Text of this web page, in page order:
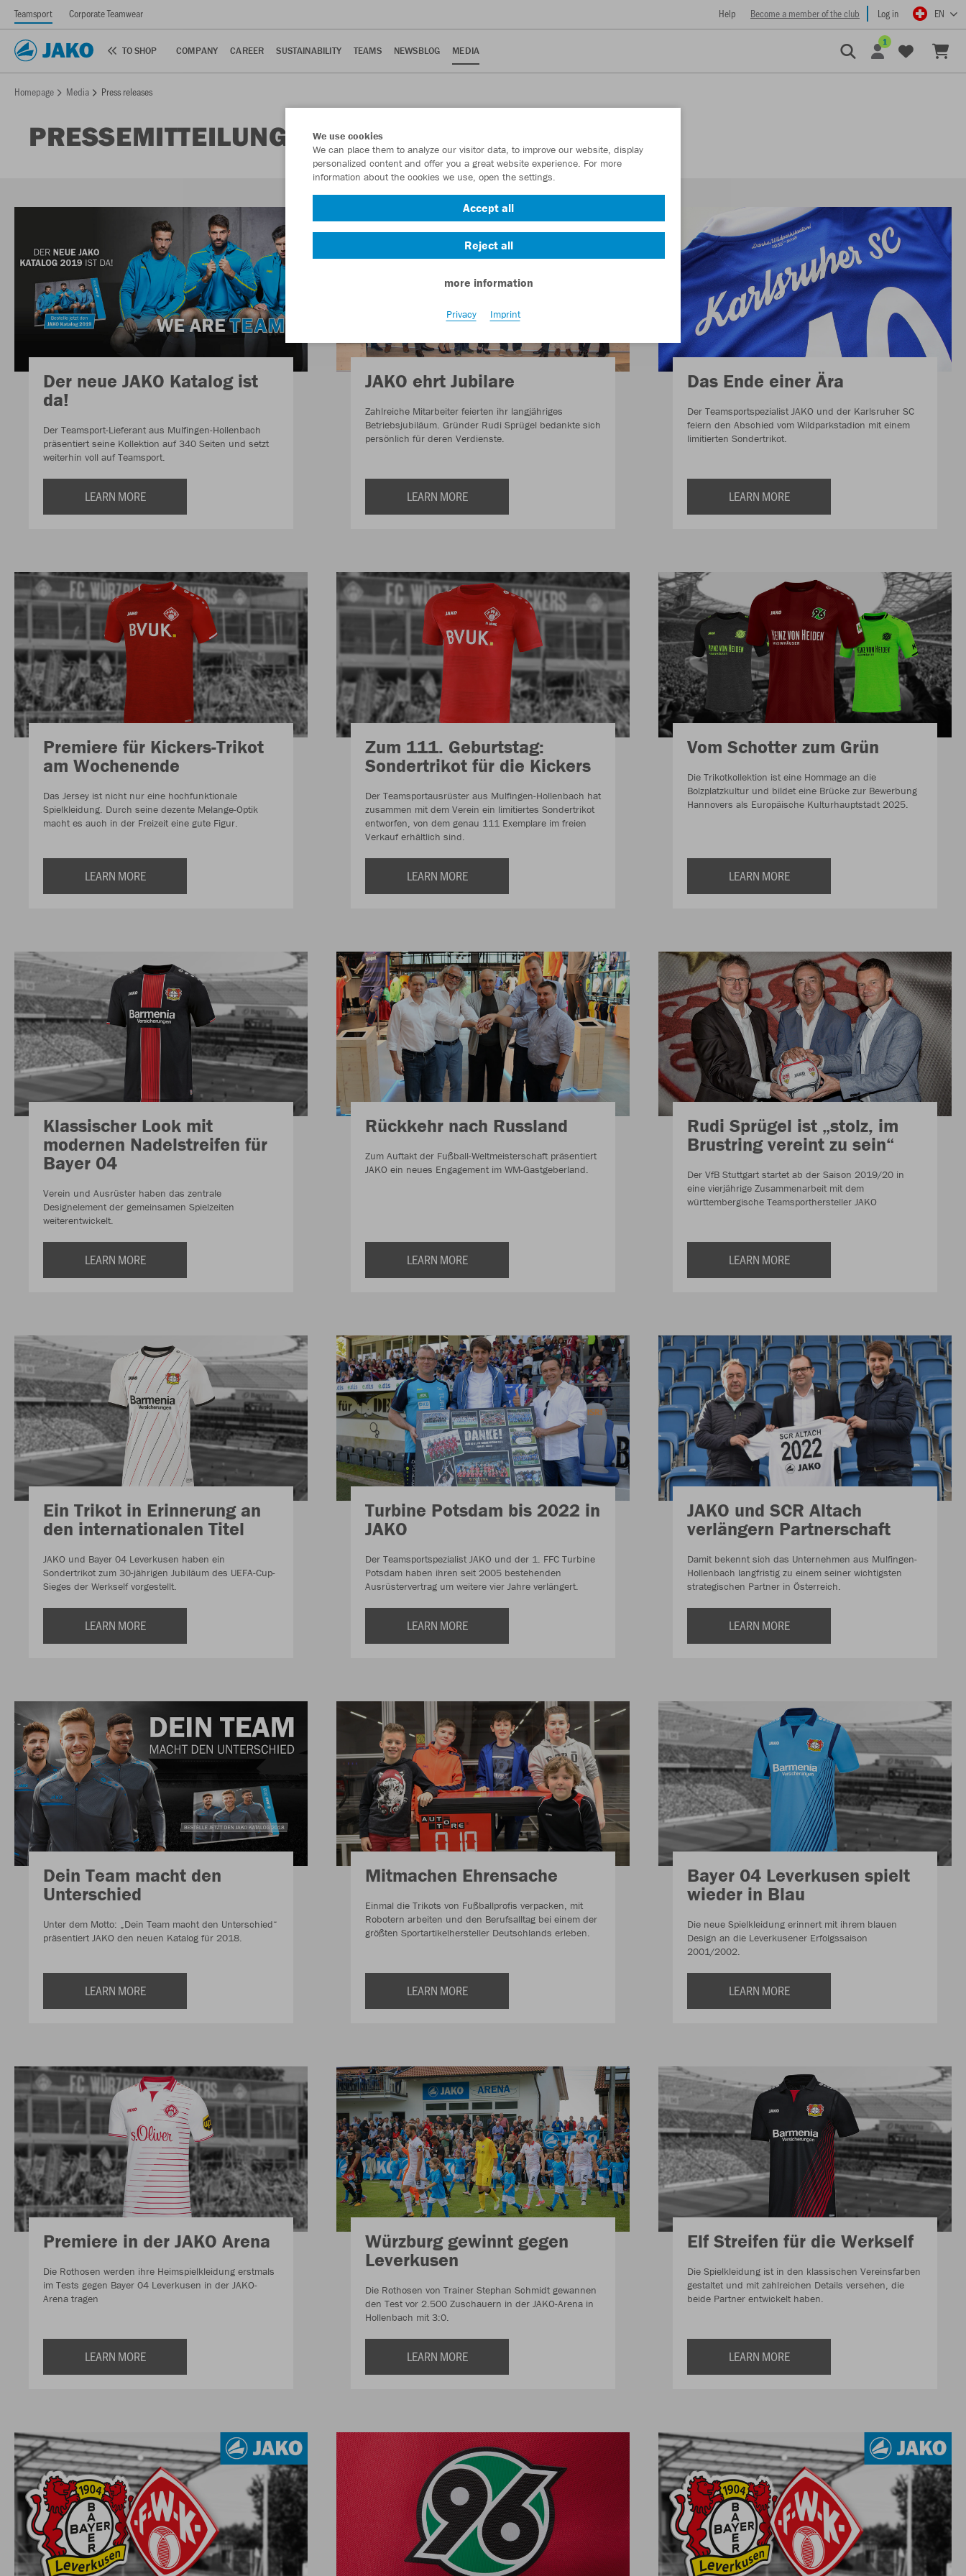
Teamsport Corporate Teamwear Help Become a member of the club Log in EN
TO SHOP COMPANY CAREER SUSTAINABILITY TEAMS NEWSBLOG MEDIA
1
Homepage Media Press releases
PRESSEMITTEILUNGEN
Der neue JAKO Katalog ist
da!
Der Teamsport-Lieferant aus Mulfingen-Hollenbach
präsentiert seine Kollektion auf 340 Seiten und setzt
weiterhin voll auf Teamsport.
LEARN MORE
JAKO ehrt Jubilare
Zahlreiche Mitarbeiter feierten ihr langjähriges
Betriebsjubiläum. Gründer Rudi Sprügel bedankte sich
persönlich für deren Verdienste.
LEARN MORE
Das Ende einer Ära
Der Teamsportspezialist JAKO und der Karlsruher SC
feiern den Abschied vom Wildparkstadion mit einem
limitierten Sondertrikot.
LEARN MORE
Premiere für Kickers-Trikot
am Wochenende
Das Jersey ist nicht nur eine hochfunktionale
Spielkleidung. Durch seine dezente Melange-Optik
macht es auch in der Freizeit eine gute Figur.
LEARN MORE
Zum 111. Geburtstag:
Sondertrikot für die Kickers
Der Teamsportausrüster aus Mulfingen-Hollenbach hat
zusammen mit dem Verein ein limitiertes Sondertrikot
entworfen, von dem genau 111 Exemplare im freien
Verkauf erhältlich sind.
LEARN MORE
Vom Schotter zum Grün
Die Trikotkollektion ist eine Hommage an die
Bolzplatzkultur und bildet eine Brücke zur Bewerbung
Hannovers als Europäische Kulturhauptstadt 2025.
LEARN MORE
Klassischer Look mit
modernen Nadelstreifen für
Bayer 04
Verein und Ausrüster haben das zentrale
Designelement der gemeinsamen Spielzeiten
weiterentwickelt.
LEARN MORE
Rückkehr nach Russland
Zum Auftakt der Fußball-Weltmeisterschaft präsentiert
JAKO ein neues Engagement im WM-Gastgeberland.
LEARN MORE
Rudi Sprügel ist „stolz, im
Brustring vereint zu sein“
Der VfB Stuttgart startet ab der Saison 2019/20 in
eine vierjährige Zusammenarbeit mit dem
württembergische Teamsporthersteller JAKO
LEARN MORE
Ein Trikot in Erinnerung an
den internationalen Titel
JAKO und Bayer 04 Leverkusen haben ein
Sondertrikot zum 30-jährigen Jubiläum des UEFA-Cup-
Sieges der Werkself vorgestellt.
LEARN MORE
Turbine Potsdam bis 2022 in
JAKO
Der Teamsportspezialist JAKO und der 1. FFC Turbine
Potsdam haben ihren seit 2005 bestehenden
Ausrüstervertrag um weitere vier Jahre verlängert.
LEARN MORE
JAKO und SCR Altach
verlängern Partnerschaft
Damit bekennt sich das Unternehmen aus Mulfingen-
Hollenbach langfristig zu einem seiner wichtigsten
strategischen Partner in Österreich.
LEARN MORE
Dein Team macht den
Unterschied
Unter dem Motto: „Dein Team macht den Unterschied“
präsentiert JAKO den neuen Katalog für 2018.
LEARN MORE
Mitmachen Ehrensache
Einmal die Trikots von Fußballprofis verpacken, mit
Robotern arbeiten und den Berufsalltag bei einem der
größten Sportartikelhersteller Deutschlands erleben.
LEARN MORE
Bayer 04 Leverkusen spielt
wieder in Blau
Die neue Spielkleidung erinnert mit ihrem blauen
Design an die Leverkusener Erfolgssaison
2001/2002.
LEARN MORE
Premiere in der JAKO Arena
Die Rothosen werden ihre Heimspielkleidung erstmals
im Tests gegen Bayer 04 Leverkusen in der JAKO-
Arena tragen
LEARN MORE
Würzburg gewinnt gegen
Leverkusen
Die Rothosen von Trainer Stephan Schmidt gewannen
den Test vor 2.500 Zuschauern in der JAKO-Arena in
Hollenbach mit 3:0.
LEARN MORE
Elf Streifen für die Werkself
Die Spielkleidung ist in den klassischen Vereinsfarben
gestaltet und mit zahlreichen Details versehen, die
beide Partner entwickelt haben.
LEARN MORE
We use cookies
We can place them to analyze our visitor data, to improve our website, display
personalized content and offer you a great website experience. For more
information about the cookies we use, open the settings.
Accept all
Reject all
more information
Privacy Imprint